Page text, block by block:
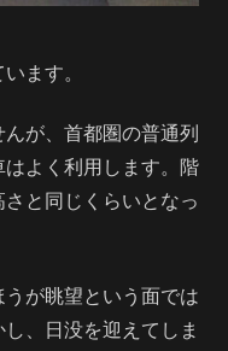
ます。
が、首都圏の普通列
よく利用します。階
と同じくらいとなっ
が眺望という面では
、日没を迎えてしま